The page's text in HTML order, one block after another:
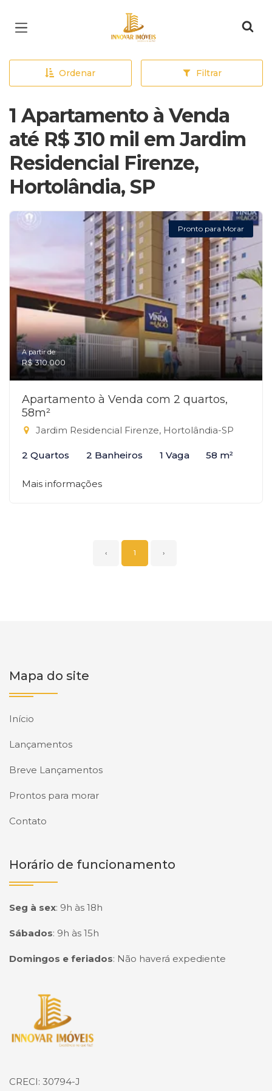
Página inicial
Ordenar Filtrar
1 Apartamento à Venda
até R$ 310 mil em Jardim
Residencial Firenze,
Hortolândia, SP
Pronto para Morar
A partir de:
R$ 310.000
Apartamento à Venda com 2 quartos,
58m²
Jardim Residencial Firenze, Hortolândia-SP
2 Quartos 2 Banheiros 1 Vaga 58 m²
Mais informações
‹ 1 ›
Mapa do site
Início
Lançamentos
Breve Lançamentos
Prontos para morar
Contato
Horário de funcionamento
Seg à sex: 9h às 18h
Sábados: 9h às 15h
Domingos e feriados: Não haverá expediente
Página inicial
CRECI: 30794-J